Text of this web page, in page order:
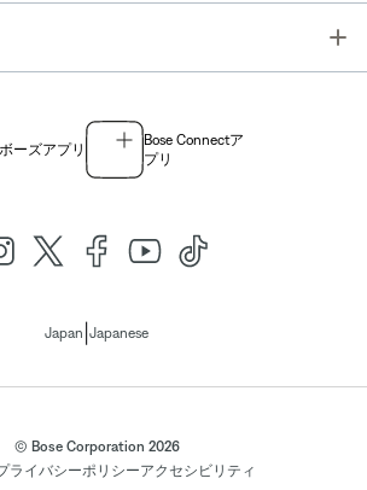
ボーズアプリ
Bose Connectア
プリ
Japan Japanese
© Bose Corporation 2026
ライバシーポリシーアクセシビリティ